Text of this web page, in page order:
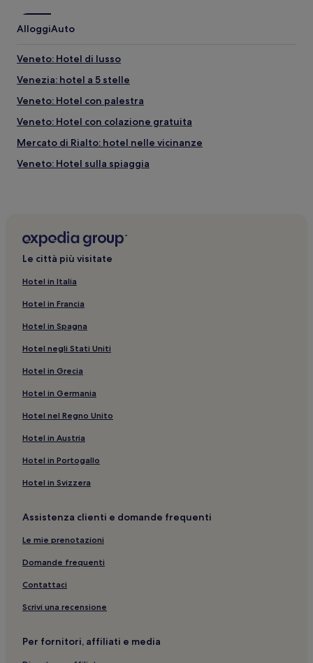
AlloggiAuto
Veneto: Hotel di lusso
Venezia: hotel a 5 stelle
Veneto: Hotel con palestra
Veneto: Hotel con colazione gratuita
Mercato di Rialto: hotel nelle vicinanze
Veneto: Hotel sulla spiaggia
Venezia: Aparthotel
Bacino San Marco: hotel a 5 stelle
Via Garibaldi: Appartamenti
Veneto: B&B
Venezia: Hotel per famiglie
Caterina Tognon Arte Contemporanea: hotel nelle
Veneto: Guest house
Veneto: Hotel economici
Venezia: hotel a 4 stelle
Le città più visitate
Hotel in Italia
Hotel in Francia
Hotel in Spagna
Hotel negli Stati Uniti
Hotel in Grecia
Hotel in Germania
Hotel nel Regno Unito
Hotel in Austria
Hotel in Portogallo
Hotel in Svizzera
Assistenza clienti e domande frequenti
Le mie prenotazioni
Domande frequenti
Contattaci
Scrivi una recensione
Per fornitori, affiliati e media